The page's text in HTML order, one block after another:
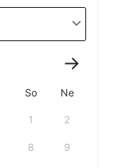
So Ne
1 2
8 9